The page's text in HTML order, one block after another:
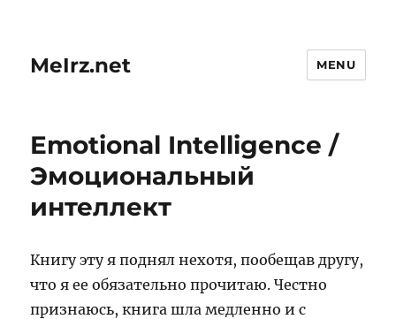
MeIrz.net MENU
Emotional Intelligence /
Эмоциональный
интеллект
Книгу эту я поднял нехотя, пообещав другу,
что я ее обязательно прочитаю. Честно
признаюсь, книга шла медленно и с